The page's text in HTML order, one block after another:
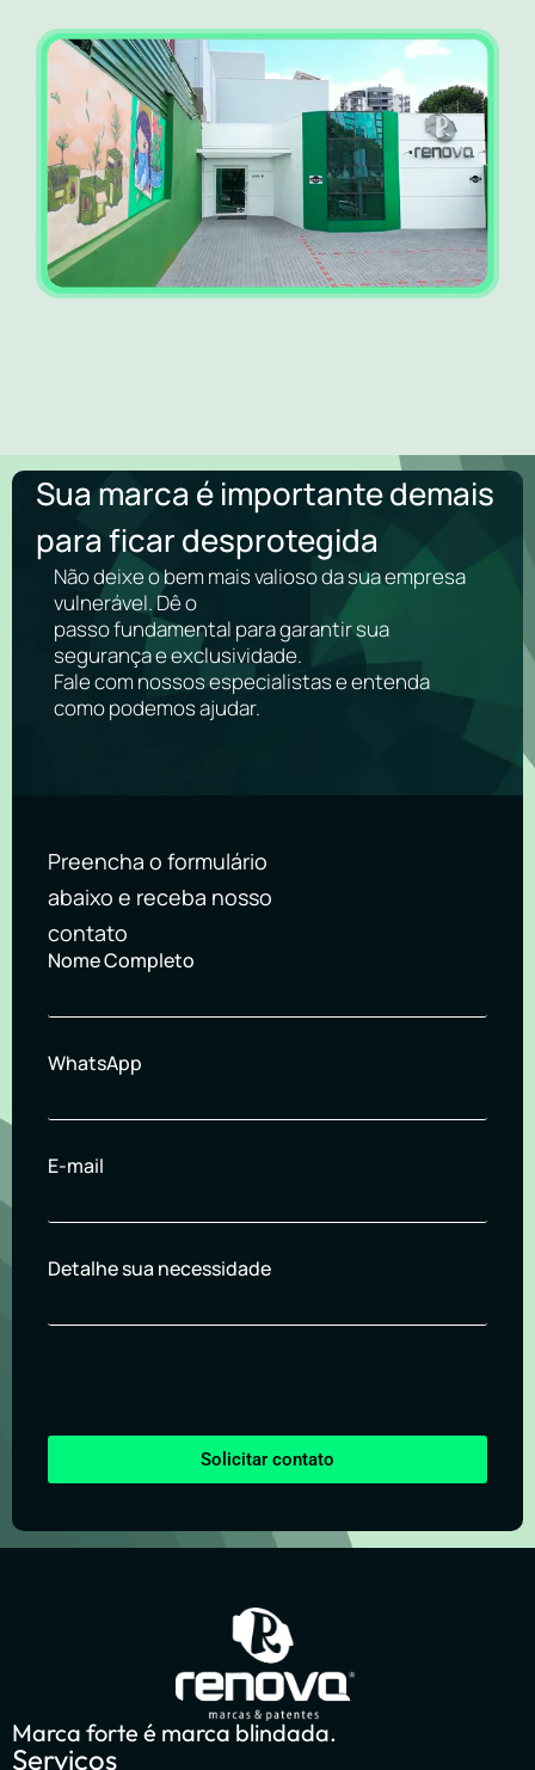
Sua marca é importante demais
para ficar desprotegida
Não deixe o bem mais valioso da sua empresa
vulnerável. Dê o
passo fundamental para garantir sua
segurança e exclusividade.
Fale com nossos especialistas e entenda
como podemos ajudar.
Preencha o formulário
abaixo e receba nosso
contato
Nome Completo
WhatsApp
E-mail
Detalhe sua necessidade
Solicitar contato
Marca forte é marca blindada.
Serviços